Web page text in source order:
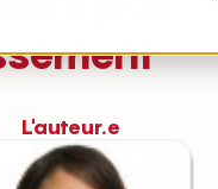
L'auteur.e